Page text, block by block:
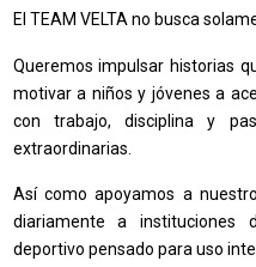
El TEAM VELTA no busca
Queremos impulsar historias
motivar a niños y jóvenes a
con trabajo, disciplina y
extraordinarias.
Así como apoyamos a
diariamente a instituciones
deportivo pensado para uso